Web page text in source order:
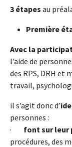
3 étapes au
Première
Avec la
l’aide de
des RPS, DRH et
travail,
il s’agit donc d’
personnes :
·
font sur leur
procédures, des